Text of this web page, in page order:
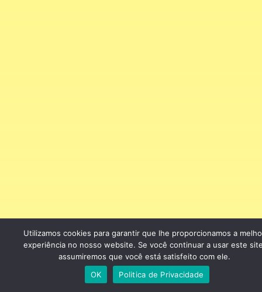
Utilizamos cookies para garantir que lhe proporcionamos a
experiência no nosso website. Se você continuar a usar este
assumiremos que você está satisfeito com ele.
OK
Politica de Privacidade